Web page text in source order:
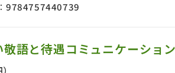
9784757440739
語と待遇コミュニケーション